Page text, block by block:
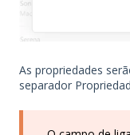
As propriedades
separador